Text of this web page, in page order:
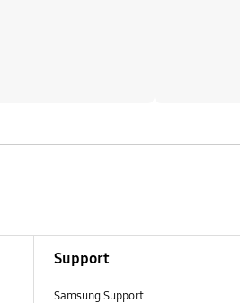
Support
Samsung Support